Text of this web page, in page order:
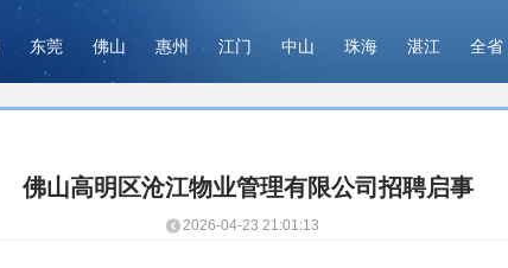
东莞 佛山 惠州 江门 中山 珠海 湛江 全省
佛山高明区沧江物业管理有限公司招聘启事
2026-04-23 21:01:13